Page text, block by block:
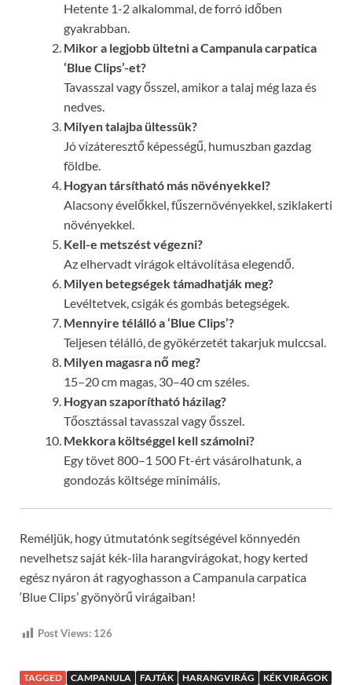
Hetente 1-2 alkalommal, de forró időben
gyakrabban.
Mikor a legjobb ültetni a Campanula carpatica
‘Blue Clips’-et?
Tavasszal vagy ősszel, amikor a talaj még laza és
nedves.
Milyen talajba ültessük?
Jó vízáteresztő képességű, humuszban gazdag
földbe.
Hogyan társítható más növényekkel?
Alacsony évelőkkel, fűszernövényekkel, sziklakerti
növényekkel.
Kell-e metszést végezni?
Az elhervadt virágok eltávolítása elegendő.
Milyen betegségek támadhatják meg?
Levéltetvek, csigák és gombás betegségek.
Mennyire télálló a ‘Blue Clips’?
Teljesen télálló, de gyökérzetét takarjuk mulccsal.
Milyen magasra nő meg?
15–20 cm magas, 30–40 cm széles.
Hogyan szaporítható házilag?
Tőosztással tavasszal vagy ősszel.
Mekkora költséggel kell számolni?
Egy tövet 800–1 500 Ft-ért vásárolhatunk, a
gondozás költsége minimális.
Reméljük, hogy útmutatónk segítségével könnyedén
nevelhetsz saját kék-lila harangvirágokat, hogy kerted
egész nyáron át ragyoghasson a Campanula carpatica
‘Blue Clips’ gyönyörű virágaiban!
Post Views: 126
TAGGED CAMPANULA FAJTÁK HARANGVIRÁG
KÉK VIRÁGOK